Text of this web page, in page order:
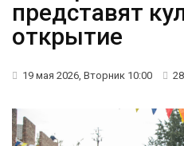
представят
открытие
19 мая 2026, Вторник 10:00